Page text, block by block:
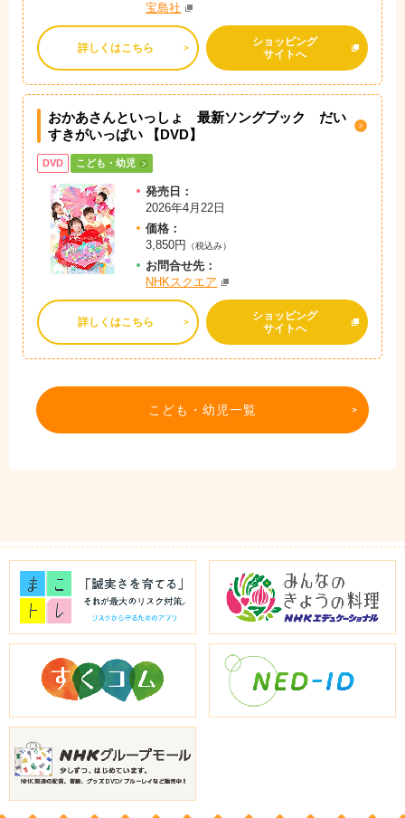
宝島社
詳しくはこちら
ショッピング
サイトへ
おかあさんといっしょ 最新ソングブック
だい
すきがいっぱい 【DVD】
DVD こども・幼児
発売日：
2026年4月22日
価格：
3,850円
（税込み）
お問合せ先：
NHKスクエア
詳しくはこちら
ショッピング
サイトへ
こども・幼児一覧